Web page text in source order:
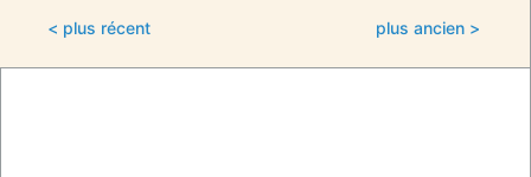
< plus récent plus ancien >